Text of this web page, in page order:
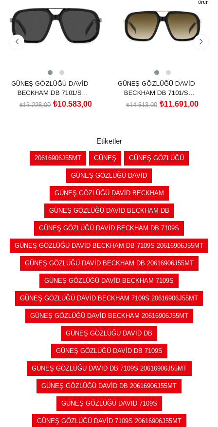
GÜNEŞ GÖZLÜĞÜ DAVİD
BECKHAM DB 7101/S
205839ANS57M9
₺10.583,00
₺13.228,00
ürün
GÜNEŞ GÖZLÜĞÜ DAVİD
BECKHAM DB 7101/S
2058392M257HA
₺11.691,00
₺14.613,00
Etiketler
20616906J55MT GÜNEŞ GÜNEŞ GÖZLÜĞÜ
GÜNEŞ GÖZLÜĞÜ DAVİD
GÜNEŞ GÖZLÜĞÜ DAVİD BECKHAM
GÜNEŞ GÖZLÜĞÜ DAVİD BECKHAM DB
GÜNEŞ GÖZLÜĞÜ DAVİD BECKHAM DB 7109S
GÜNEŞ GÖZLÜĞÜ DAVİD BECKHAM DB 7109S 20616906J55MT
GÜNEŞ GÖZLÜĞÜ DAVİD BECKHAM DB 20616906J55MT
GÜNEŞ GÖZLÜĞÜ DAVİD BECKHAM 7109S
GÜNEŞ GÖZLÜĞÜ DAVİD BECKHAM 7109S 20616906J55MT
GÜNEŞ GÖZLÜĞÜ DAVİD BECKHAM 20616906J55MT
GÜNEŞ GÖZLÜĞÜ DAVİD DB
GÜNEŞ GÖZLÜĞÜ DAVİD DB 7109S
GÜNEŞ GÖZLÜĞÜ DAVİD DB 7109S 20616906J55MT
GÜNEŞ GÖZLÜĞÜ DAVİD DB 20616906J55MT
GÜNEŞ GÖZLÜĞÜ DAVİD 7109S
GÜNEŞ GÖZLÜĞÜ DAVİD 7109S 20616906J55MT